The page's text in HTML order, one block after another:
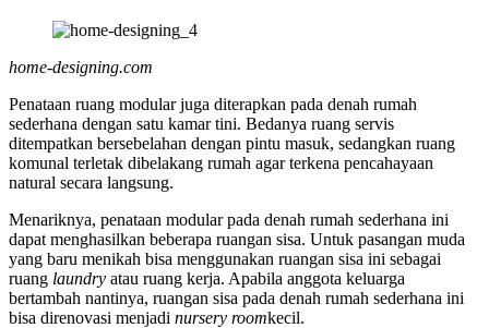
home-designing.com
Penataan ruang modular juga diterapkan pada denah rumah
sederhana dengan satu kamar tini. Bedanya ruang servis
ditempatkan bersebelahan dengan pintu masuk, sedangkan ruang
komunal terletak dibelakang rumah agar terkena pencahayaan
natural secara langsung.
Menariknya, penataan modular pada denah rumah sederhana ini
dapat menghasilkan beberapa ruangan sisa. Untuk pasangan muda
yang baru menikah bisa menggunakan ruangan sisa ini sebagai
ruang laundry atau ruang kerja. Apabila anggota keluarga
bertambah nantinya, ruangan sisa pada denah rumah sederhana ini
bisa direnovasi menjadi nursery roomkecil.